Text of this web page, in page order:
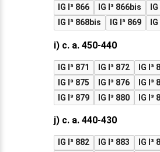
IG I³ 866
IG I³ 866bis
IG I³ 868bis
IG I³ 869
i) c. a. 450-440
IG I³ 871 IG I³ 872 IG I³
IG I³ 875
IG I³ 876 IG I³
IG I³ 879
IG I³ 880 IG I³
j) c. a. 440-430
IG I³ 882 IG I³ 883 IG I³